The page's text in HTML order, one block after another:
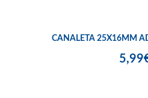
CANALETA 25X16MM